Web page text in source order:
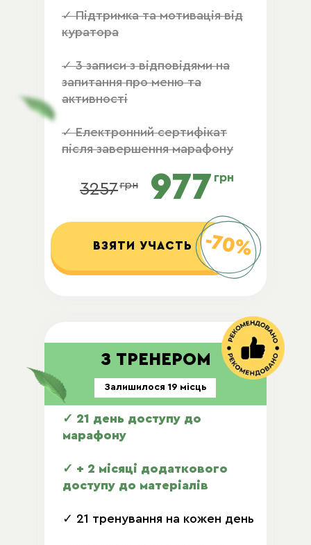
✓ Підтримка та мотивація від
куратора
✓ 3 записи з відповідями на
запитання про меню та
активності
✓ Електронний сертифікат
після завершення марафону
3257грн 977
✓ 21 день доступу до
марафону
✓ + 2 місяці додаткового
доступу до матеріалів
✓ 21 тренування на кожен день
З ТРЕНЕРОМ
грн
ВЗЯТИ УЧАСТЬ -70%
Залишилося 19 місць